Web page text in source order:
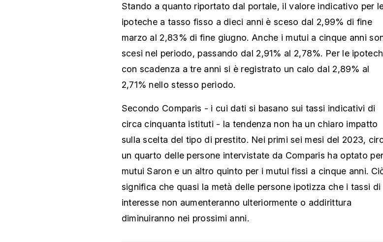
Stando a quanto riportato dal portale, il valore indicativo per
ipoteche a tasso fisso a dieci anni è sceso dal 2,99% di fine
marzo al 2,83% di fine giugno. Anche i mutui a cinque anni
scesi nel periodo, passando dal 2,91% al 2,78%. Per le
con scadenza a tre anni si è registrato un calo dal 2,89% al
2,71% nello stesso periodo.
Secondo Comparis - i cui dati si basano sui tassi indicativi di
circa cinquanta istituti - la tendenza non ha un chiaro impatto
sulla scelta del tipo di prestito. Nei primi sei mesi del 2023,
un quarto delle persone intervistate da Comparis ha optato
mutui Saron e un altro quinto per i mutui fissi a cinque anni.
significa che quasi la metà delle persone ipotizza che i tassi di
interesse non aumenteranno ulteriormente o addirittura
diminuiranno nei prossimi anni.